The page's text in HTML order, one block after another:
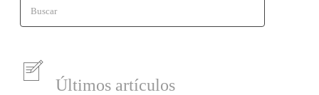
Buscar
Últimos artículos